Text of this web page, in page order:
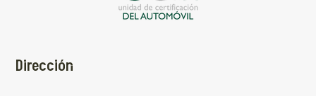
Dirección